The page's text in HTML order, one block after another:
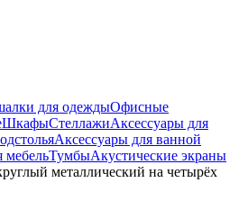
для одеждыОфисные
ШкафыСтеллажиАксессуары для
Аксессуары для ванной
мебельТумбыАкустические экраны
металлический на четырёх